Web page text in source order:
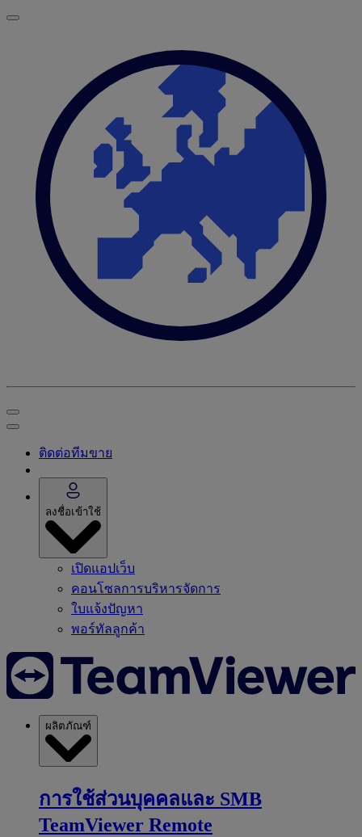
ติดต่อทีมขาย
ลงชื่อเข้าใช้
เปิดแอปเว็บ
คอนโซลการบริหารจัดการ
ใบแจ้งปัญหา
พอร์ทัลลูกค้า
ผลิตภัณฑ์
การใช้ส่วนบุคคลและ SMB
TeamViewer Remote